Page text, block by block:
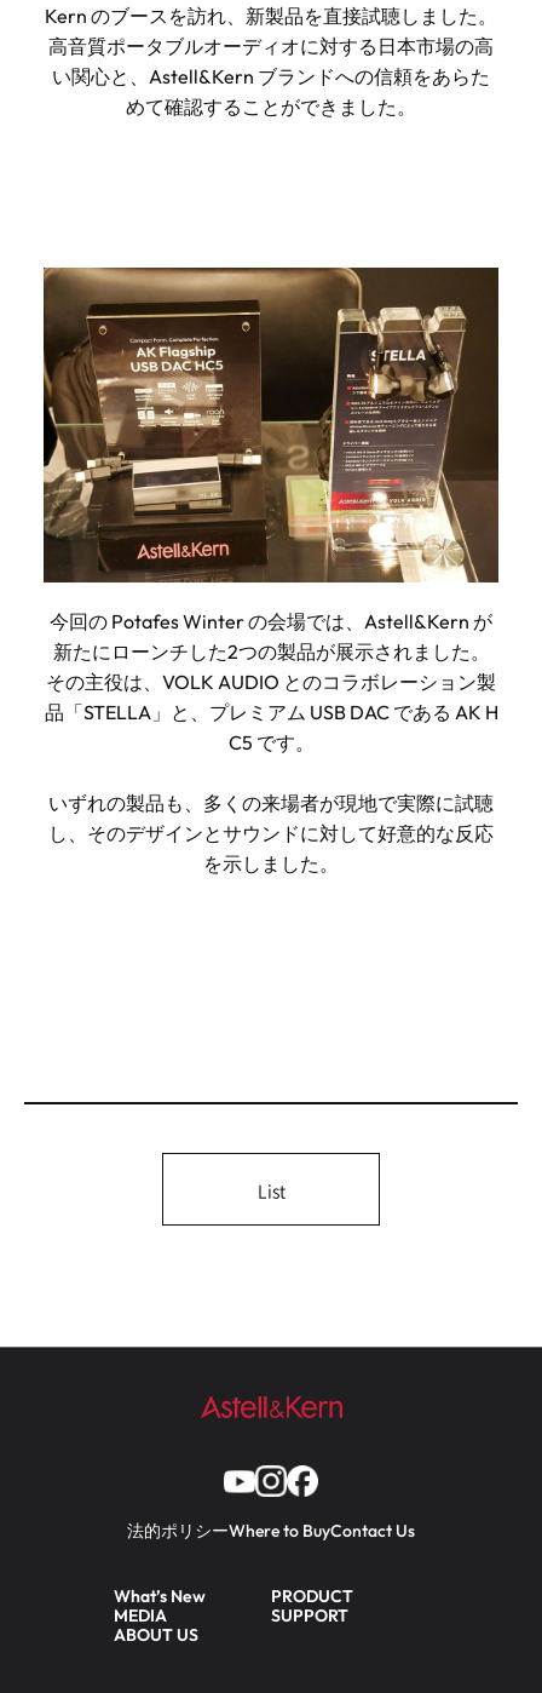
Kern のブースを訪れ、新製品を直接試聴しました。
高音質ポータブルオーディオに対する日本市場の高
い関心と、Astell&Kern ブランドへの信頼をあらた
めて確認することができました。
今回の Potafes Winter の会場では、Astell&Kern が
新たにローンチした2つの製品が展示されました。
その主役は、VOLK AUDIO とのコラボレーション製
品「STELLA」と、プレミアム USB DAC である AK H
C5 です。
いずれの製品も、多くの来場者が現地で実際に試聴
し、そのデザインとサウンドに対して好意的な反応
を示しました。
List
法的ポリシーWhere to BuyContact Us
What’s New
PRODUCT
MEDIA
SUPPORT
ABOUT US